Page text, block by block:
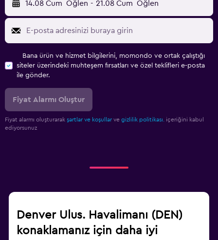
14.08 Cum Öğlen - 21.08 Cum Öğlen
Bana ürün ve hizmet bilgilerini, momondo ve ortak çalıştığı
siteler üzerindeki muhteşem fırsatları ve özel teklifleri e-posta
ile gönder.
Fiyat Alarmı Oluştur
Fiyat alarmı oluşturarak şartlar ve koşullar ve gizlilik politikası. içeriğini kabul
ediyorsunuz
Denver Ulus. Havalimanı (DEN)
konaklamanız için daha iyi